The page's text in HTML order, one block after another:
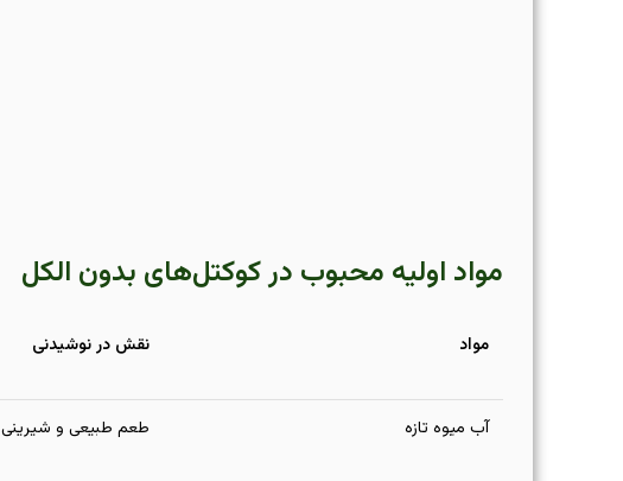
مواد اولیه محبوب در کوکتل‌های بدون الکل
مواد نقش در نوشیدنی
آب میوه تازه طعم طبیعی و شیرینی